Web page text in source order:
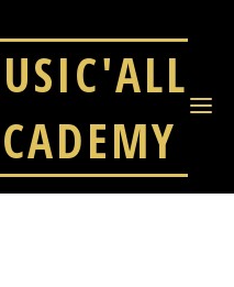
contacter